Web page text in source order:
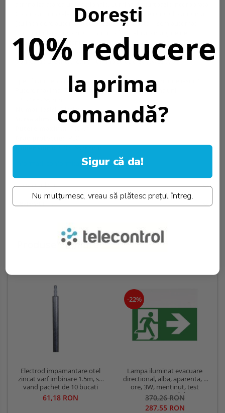
Controlat prin telecomenzi radio. 2 moduri de control: - automat
(cu inchidere automata cu pauza programata) - semiautomat
siguranta (cu rezistenta de 8K2) sau margine de siguranta cablata
cu infrarosii; - butoane pentru controlul manual; - buton pentru
oprirea de urgenta. Iesiri: - lumina strobo 300W/230Vac
Specificatii tehnice: Sursa alimentare: 230Vac Numar de iesiri: 1
Putere maxima: 700W Grad protectie: IP20 Dimensiuni:
Numar iesiri:1 iesire
Sursa alimentare:230Vac 50/60Hz
Dimensiuni:220x165x65mm
Informatii conformitate produs
Download (1)
Produse similare
Electrod impamantare otel
zincat varf imbinare 1.5m, se
vand pachet de 10 bucati
61,18 RON
-22%
Lampa iluminat evacuare
directional, alba, aparenta, 3
ore, 3W, mentinut, test
automat, IP20, Intelight 90385
370,26 RON
287,55 RON
Dorești
10% reducere
la prima
comandă?
Sigur că da!
Nu mulțumesc, vreau să plătesc prețul întreg.